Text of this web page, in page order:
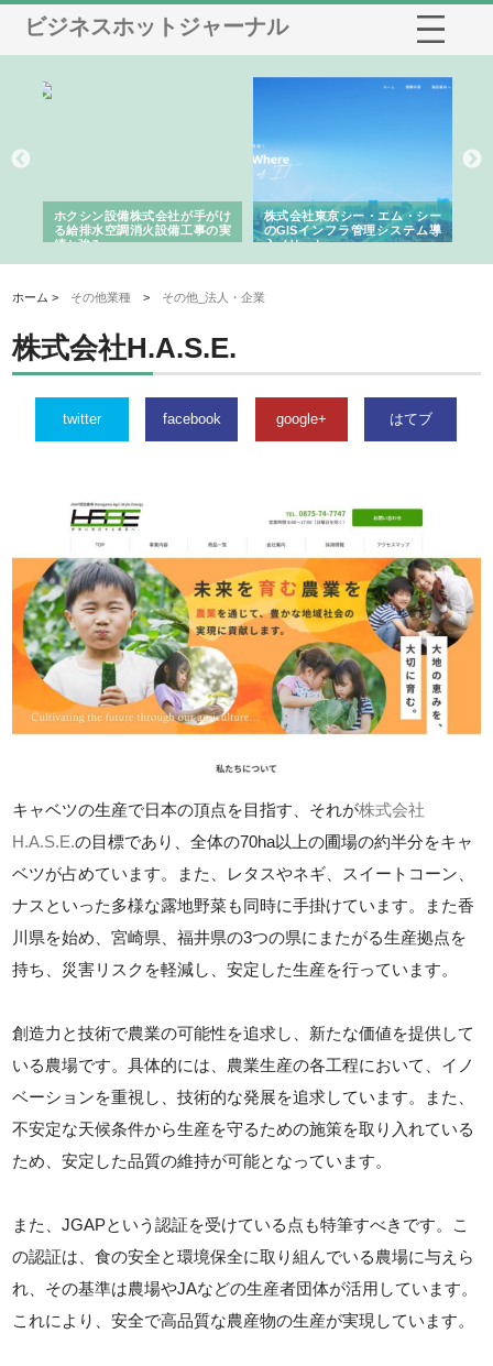
ビジネスホットジャーナル
ホクシン設備株式会社が手がけ
る給排水空調消火設備工事の実
績と強み
株式会社東京シー・エム・シー
のGISインフラ管理システム導
入メリット
ホーム > その他業種 > その他_法人・企業
株式会社H.A.S.E.
twitter facebook google+ はてブ
キャベツの生産で日本の頂点を目指す、それが株式会社
H.A.S.E.の目標であり、全体の70ha以上の圃場の約半分をキャ
ベツが占めています。また、レタスやネギ、スイートコーン、
ナスといった多様な露地野菜も同時に手掛けています。また香
川県を始め、宮崎県、福井県の3つの県にまたがる生産拠点を
持ち、災害リスクを軽減し、安定した生産を行っています。
創造力と技術で農業の可能性を追求し、新たな価値を提供して
いる農場です。具体的には、農業生産の各工程において、イノ
ベーションを重視し、技術的な発展を追求しています。また、
不安定な天候条件から生産を守るための施策を取り入れている
ため、安定した品質の維持が可能となっています。
また、JGAPという認証を受けている点も特筆すべきです。こ
の認証は、食の安全と環境保全に取り組んでいる農場に与えら
れ、その基準は農場やJAなどの生産者団体が活用しています。
これにより、安全で高品質な農産物の生産が実現しています。